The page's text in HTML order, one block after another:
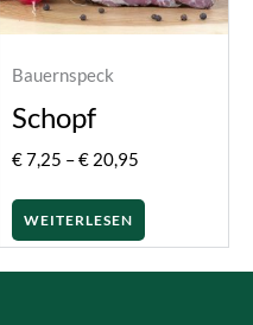
Bauernspeck
Schopf
€7,25 –€20,95
WEITERLESEN